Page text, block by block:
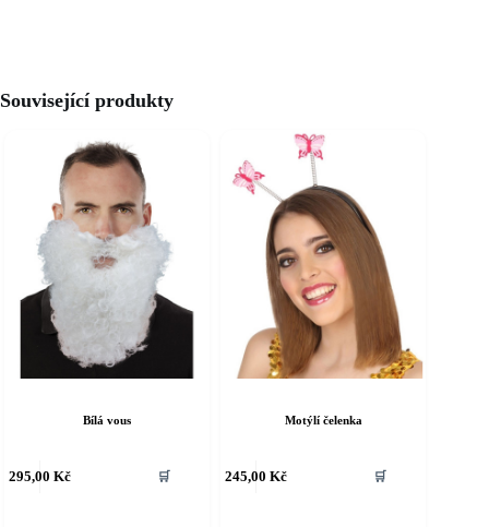
Související produkty
Bílá vous
295,00 Kč 🛒
Motýlí čelenka
245,00 Kč 🛒
produkt